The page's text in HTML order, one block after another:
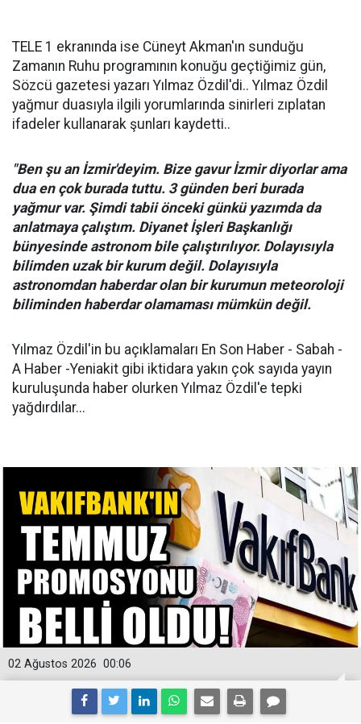
TELE 1 ekranında ise Cüneyt Akman'ın sunduğu
Zamanın Ruhu programının konuğu geçtiğimiz gün,
Sözcü gazetesi yazarı Yılmaz Özdil'di.. Yılmaz Özdil
yağmur duasıyla ilgili yorumlarında sinirleri zıplatan
ifadeler kullanarak şunları kaydetti..
"Ben şu an İzmir'deyim. Bize gavur İzmir diyorlar ama
dua en çok burada tuttu. 3 günden beri burada
yağmur var. Şimdi tabii önceki günkü yazımda da
anlatmaya çalıştım. Diyanet İşleri Başkanlığı
bünyesinde astronom bile çalıştırılıyor. Dolayısıyla
bilimden uzak bir kurum değil. Dolayısıyla
astronomdan haberdar olan bir kurumun meteoroloji
biliminden haberdar olamaması mümkün değil.
Yılmaz Özdil'in bu açıklamaları En Son Haber - Sabah -
A Haber -Yeniakit gibi iktidara yakın çok sayıda yayın
kuruluşunda haber olurken Yılmaz Özdil'e tepki
yağdırdılar...
00:06
02 Ağustos 2026